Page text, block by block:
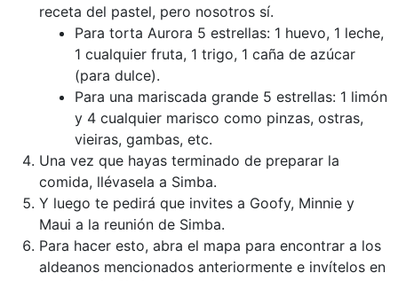
receta del pastel, pero nosotros sí.
Para torta Aurora 5 estrellas: 1 huevo, 1 leche,
1 cualquier fruta, 1 trigo, 1 caña de azúcar
(para dulce).
Para una mariscada grande 5 estrellas: 1 limón
y 4 cualquier marisco como pinzas, ostras,
vieiras, gambas, etc.
Una vez que hayas terminado de preparar la
comida, llévasela a Simba.
Y luego te pedirá que invites a Goofy, Minnie y
Maui a la reunión de Simba.
Para hacer esto, abra el mapa para encontrar a los
aldeanos mencionados anteriormente e invítelos en